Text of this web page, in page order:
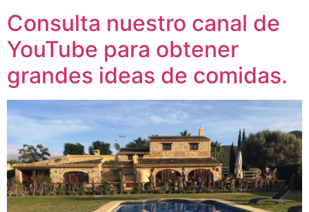
Consulta nuestro canal de
YouTube para obtener
grandes ideas de comidas.